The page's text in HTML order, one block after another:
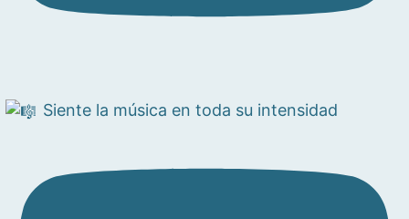
Siente la música en toda su intensidad